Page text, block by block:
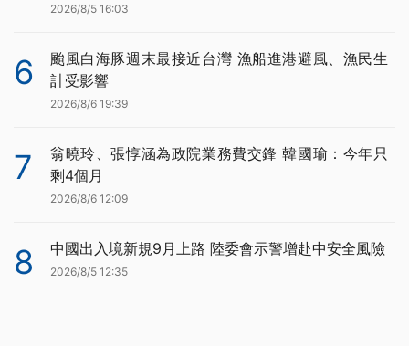
2026/8/5 16:03
6
颱風白海豚週末最接近台灣 漁船進港避風、漁民生
計受影響
2026/8/6 19:39
7
翁曉玲、張惇涵為政院業務費交鋒 韓國瑜：今年只
剩4個月
2026/8/6 12:09
8 中國出入境新規9月上路 陸委會示警增赴中安全風險
2026/8/5 12:35